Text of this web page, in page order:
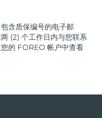
含质保编号的电子邮
(2) 个工作日内与您联系
的 FOREO 帐户中查看
预计送达日期8/9/26